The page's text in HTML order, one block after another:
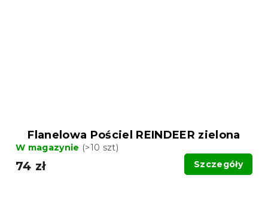
Flanelowa Pościel REINDEER zielona
W magazynie (>10 szt)
74 zł Szczegóły